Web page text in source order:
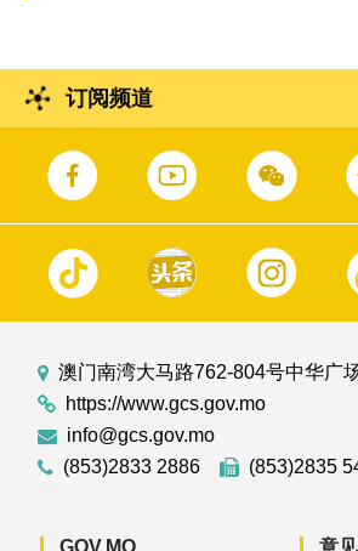
订阅频道
澳门南湾大马路762-804号中华广
https://www.gcs.gov.mo
info@gcs.gov.mo
(853)2833 2886
(853)2835
GOV.MO 意